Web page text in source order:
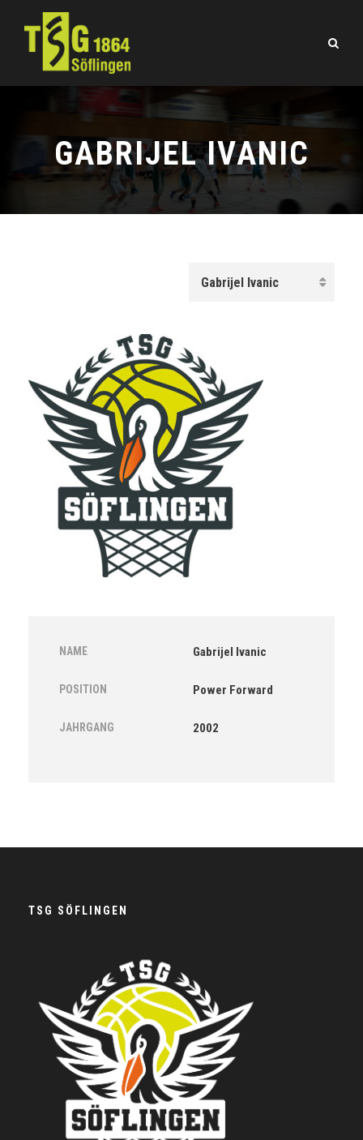
GABRIJEL IVANIC
NAME Gabrijel Ivanic
POSITION Power Forward
JAHRGANG 2002
TSG SÖFLINGEN